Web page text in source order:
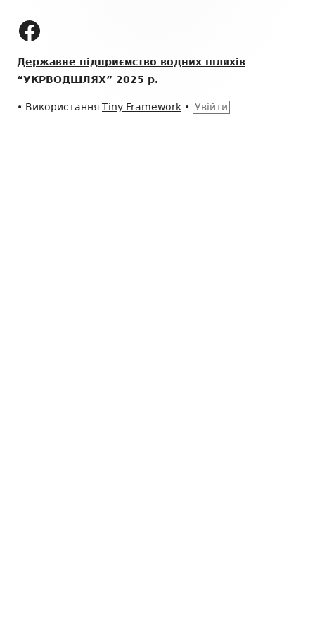
колонтитулу
ДП "УКРВОДШЛЯХ" на Facebook
Державне підприємство водних шляхів
“УКРВОДШЛЯХ” 2025 р.
• Використання Tiny Framework • Увійти